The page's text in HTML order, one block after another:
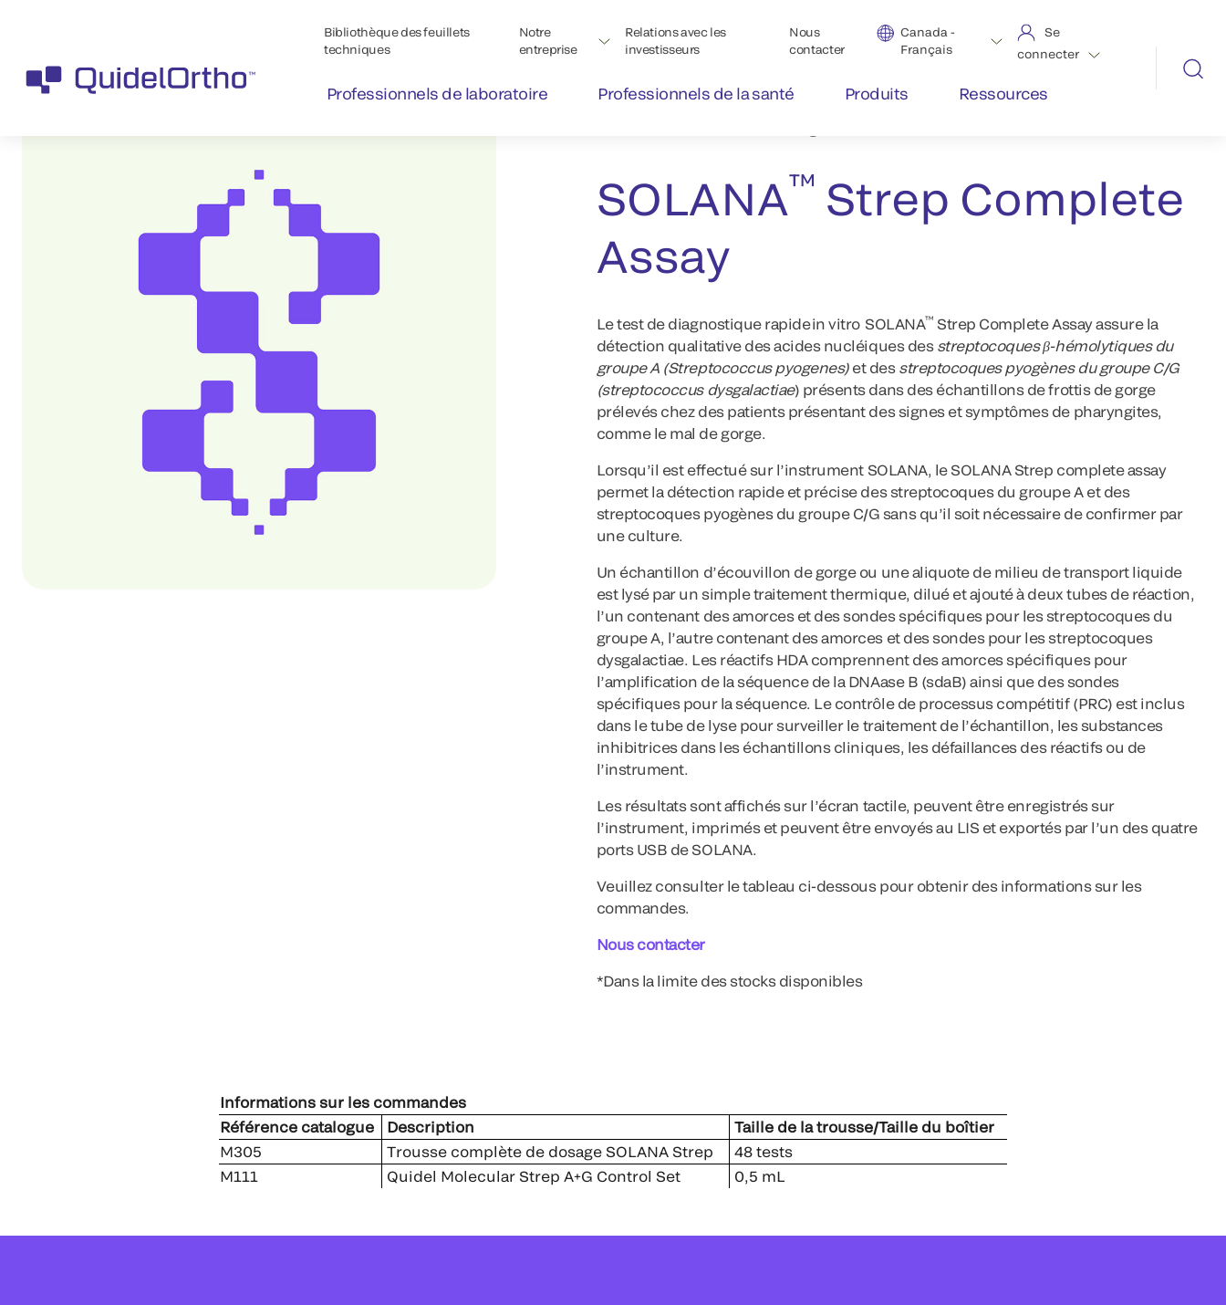
Bibliothèque des feuillets
techniques
Notre
entreprise
Relations avec les
investisseurs
Nous
contacter
Canada -
Français
Se
connecter
Professionnels de laboratoire Professionnels de la santé Produits Ressources
SOLANA™ Strep Complete
Assay
Le test de diagnostique rapide in vitro SOLANA™ Strep Complete Assay assure la
détection qualitative des acides nucléiques des streptocoques β-hémolytiques du
groupe A (Streptococcus pyogenes)et des streptocoques pyogènes du groupe C/G
(streptococcus dysgalactiae) présents dans des échantillons de frottis de gorge
prélevés chez des patients présentant des signes et symptômes de pharyngites,
comme le mal de gorge.
Lorsqu’il est effectué sur l’instrument SOLANA, le SOLANA Strep complete assay
permet la détection rapide et précise des streptocoques du groupe A et des
streptocoques pyogènes du groupe C/G sans qu’il soit nécessaire de confirmer par
une culture.
Un échantillon d’écouvillon de gorge ou une aliquote de milieu de transport liquide
est lysé par un simple traitement thermique, dilué et ajouté à deux tubes de réaction,
l’un contenant des amorces et des sondes spécifiques pour les streptocoques du
groupe A, l’autre contenant des amorces et des sondes pour les streptocoques
dysgalactiae. Les réactifs HDA comprennent des amorces spécifiques pour
l’amplification de la séquence de la DNAase B (sdaB) ainsi que des sondes
spécifiques pour la séquence. Le contrôle de processus compétitif (PRC) est inclus
dans le tube de lyse pour surveiller le traitement de l’échantillon, les substances
inhibitrices dans les échantillons cliniques, les défaillances des réactifs ou de
l’instrument.
Les résultats sont affichés sur l’écran tactile, peuvent être enregistrés sur
l’instrument, imprimés et peuvent être envoyés au LIS et exportés par l’un des quatre
ports USB de SOLANA.
Veuillez consulter le tableau ci-dessous pour obtenir des informations sur les
commandes.
Nous contacter
*Dans la limite des stocks disponibles
Informations sur les commandes
Référence catalogue
Description
Taille de la trousse/Taille du boîtier
M305
Trousse complète de dosage SOLANA Strep
48 tests
M111
Quidel Molecular Strep A+G Control Set 0,5 mL